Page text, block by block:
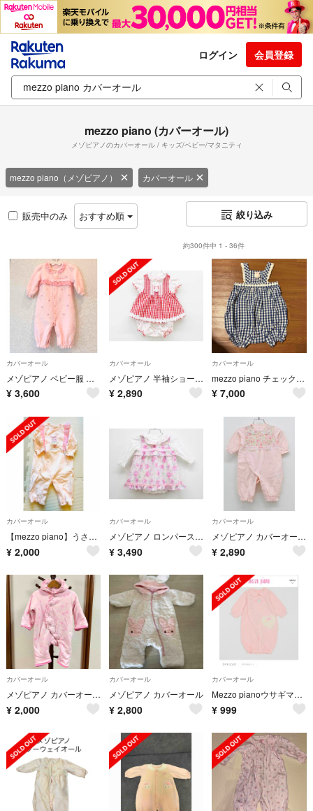
ログイン 会員登録
mezzo piano (カバーオール)
メゾピアノのカバーオール / キッズ/ベビー/マタニティ
mezzo piano（メゾピアノ） カバーオール
販売中のみ おすすめ順 絞り込み
約300件中 1 - 36件
カバーオール
メゾピアノ ベビー服 カバーオール
¥ 3,600
カバーオール
メゾピアノ 半袖ショートオール×チュニックセット 80cm キッズ 女児 赤【中古】【新入荷!】《
¥ 2,890
カバーオール
mezzo piano チェック柄ベビー服 80 サロペット
¥ 7,000
カバーオール
【mezzo piano】うさぎバレリーナ 2WAYオール
¥ 2,000
カバーオール
メゾピアノ ロンパース×チュニックセット 50-70cm キッズ 女児 ピンク【中古】【新入荷!】《
¥ 3,490
カバーオール
メゾピアノ カバーオール 50cm‐70cm キッズ 女児 ピンク【中古】【新入荷!】▼
¥ 2,890
カバーオール
メゾピアノ カバーオール ベビー70〜80cm
¥ 2,000
カバーオール
メゾピアノ カバーオール
¥ 2,800
カバーオール
Mezzo pianoウサギマスコットつきハートポシェット風2wayオール
¥ 999